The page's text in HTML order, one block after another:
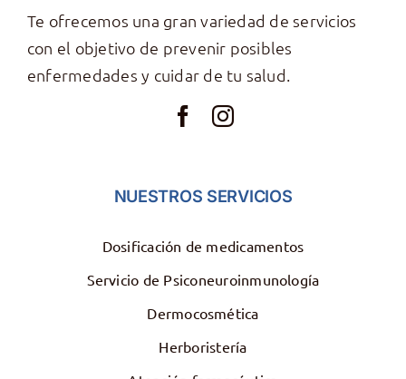
Te ofrecemos una gran variedad de servicios
con el objetivo de prevenir posibles
enfermedades y cuidar de tu salud.
NUESTROS SERVICIOS
Dosificación de medicamentos
Servicio de Psiconeuroinmunología
Dermocosmética
Herboristería